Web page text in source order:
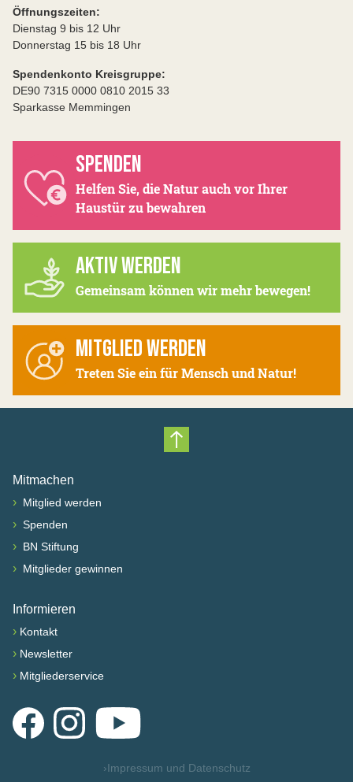
Öffnungszeiten:
Dienstag 9 bis 12 Uhr
Donnerstag 15 bis 18 Uhr
Spendenkonto Kreisgruppe:
DE90 7315 0000 0810 2015 33
Sparkasse Memmingen
SPENDEN
Helfen Sie, die Natur auch vor Ihrer
Haustür zu bewahren
AKTIV WERDEN
Gemeinsam können wir mehr bewegen!
MITGLIED WERDEN
Treten Sie ein für Mensch und Natur!
Nach oben scrollen
Mitmachen
› Mitglied werden
› Spenden
› BN Stiftung
› Mitglieder gewinnen
Informieren
› Kontakt
› Newsletter
› Mitgliederservice
FacebookInstagramYouTube
›Impressum und Datenschutz